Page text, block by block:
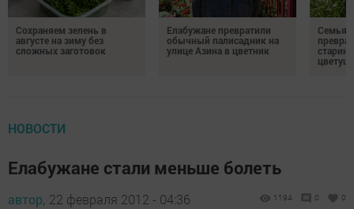
Сохраняем зелень в
августе на зиму без
сложных заготовок
Елабужане превратили
обычный палисадник на
улице Азина в цветник
Семья
НОВОСТИ
Елабужане стали меньше болеть
автор, 22 февраля 2012 - 04:36 1194 0 0